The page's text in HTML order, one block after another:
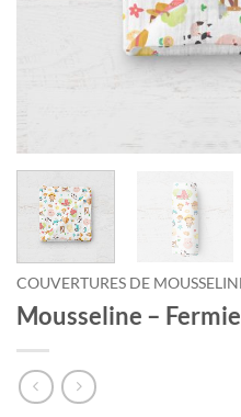
COUVERTURES DE
Mousseline –